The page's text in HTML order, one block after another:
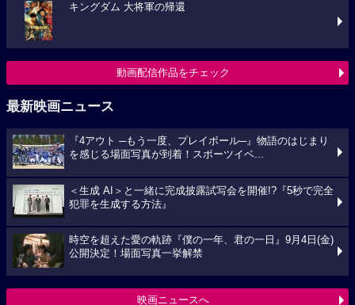
キングダム 大将軍の帰還
動画配信作品をチェック
最新映画ニュース
『4アウト ─もう一度、プレイボール─』物語のはじまり
を感じる場面写真が到着！スポーツイベ...
＜生成 AI＞と一緒に完成披露試写会を開催!?『5秒で完全
犯罪を生成する方法』
時空を超えた愛の軌跡『僕の一年、君の一日』9月4日(金)
公開決定！場面写真一挙解禁
映画ニュースへ